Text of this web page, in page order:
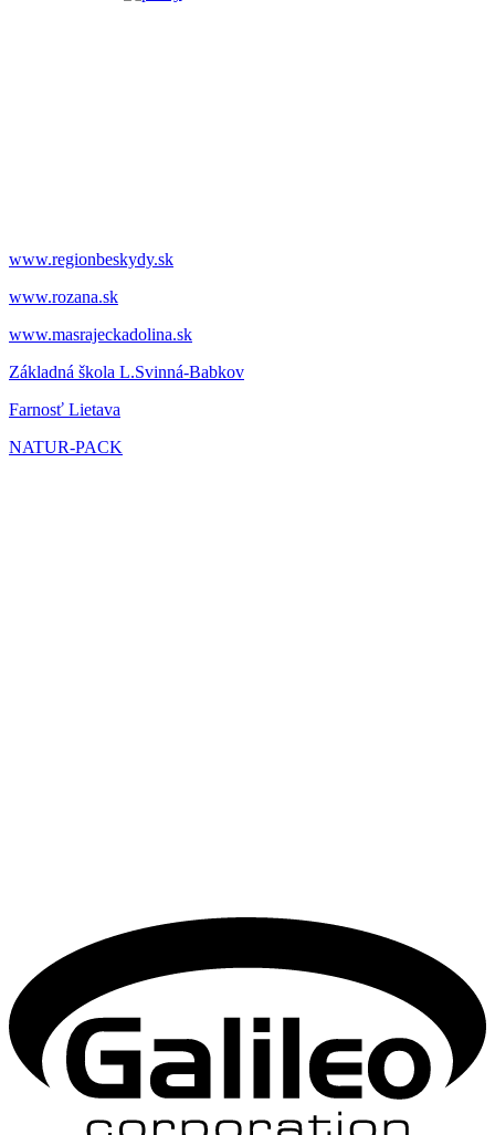
www.regionbeskydy.sk
www.rozana.sk
www.masrajeckadolina.sk
Základná škola L.Svinná-Babkov
Farnosť Lietava
NATUR-PACK